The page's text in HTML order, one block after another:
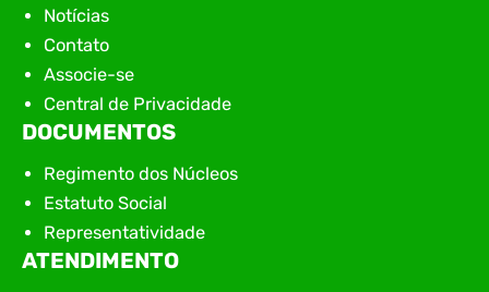
Notícias
Contato
Associe-se
Central de Privacidade
DOCUMENTOS
Regimento dos Núcleos
Estatuto Social
Representatividade
ATENDIMENTO